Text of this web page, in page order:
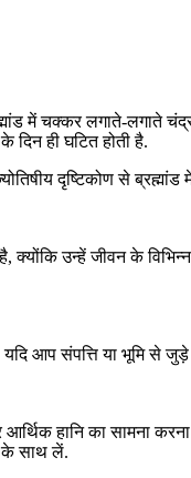
में चक्कर लगाते-लगाते
दिन ही घटित होती है.
दृष्टिकोण से
उन्हें जीवन के विभिन्न
आप संपत्ति या भूमि से
हानि का सामना
के साथ लें.